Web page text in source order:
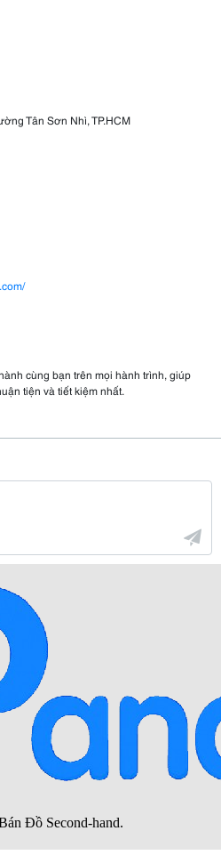
Tân Sơn Nhì, TP.HCM
cùng bạn trên mọi hành trình, giúp
tiện và tiết kiệm nhất.